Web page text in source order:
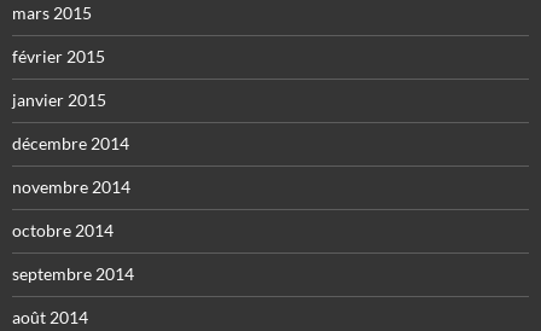
mars 2015
février 2015
janvier 2015
décembre 2014
novembre 2014
octobre 2014
septembre 2014
août 2014